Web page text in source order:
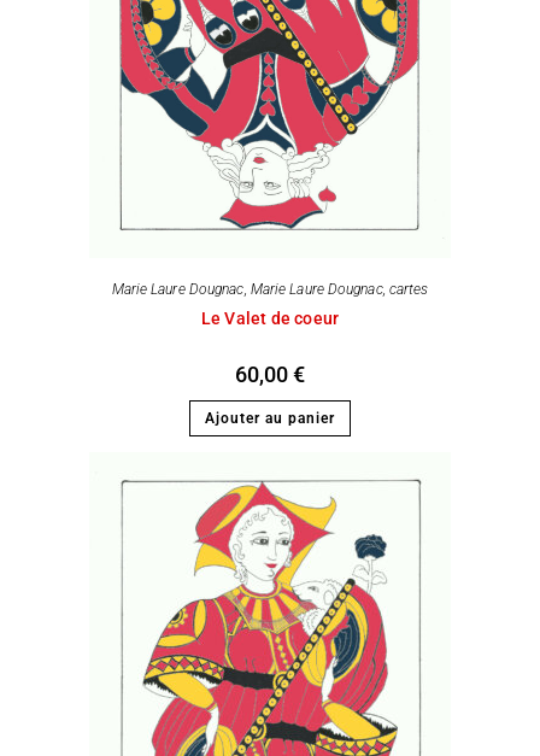
Marie Laure Dougnac, Marie Laure Dougnac, cartes
Le Valet de coeur
60,00€
Ajouter au panier